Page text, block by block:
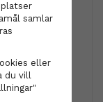
Berries
samlar
eller
du vill